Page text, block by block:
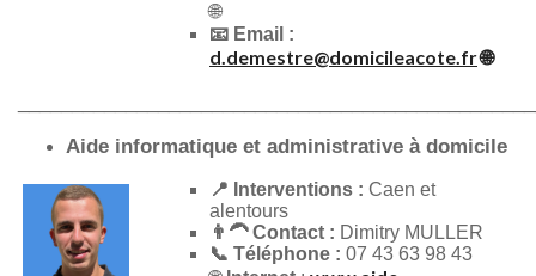
🌐
📧 Email :
d.demestre@domicileacote.fr🌐
Aide informatique et administrative à domicile
📍 Interventions : Caen et
alentours
👨‍🦱 Contact : Dimitry MULLER
📞 Téléphone : 07 43 63 98 43